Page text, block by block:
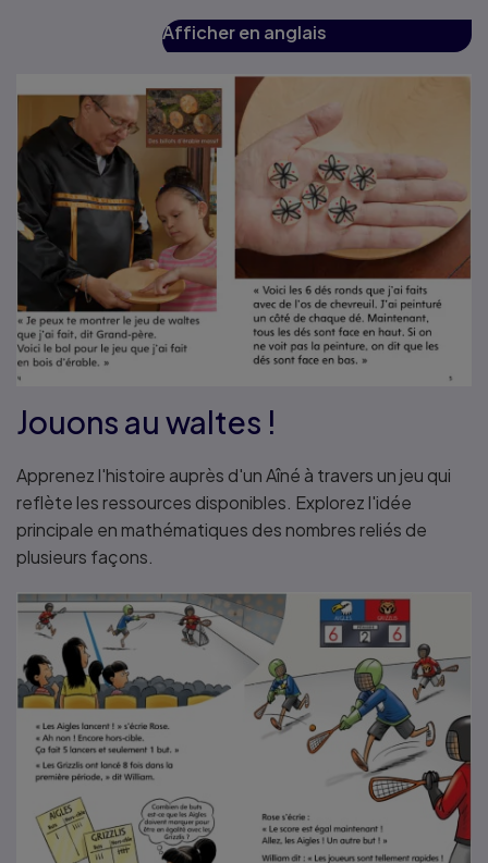
Afficher en anglais
Jouons au waltes !
Apprenez l'histoire auprès d'un Aîné à travers un jeu qui
reflète les ressources disponibles. Explorez l'idée
principale en mathématiques des nombres reliés de
plusieurs façons.